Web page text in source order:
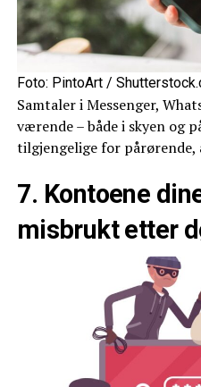
Foto: PintoArt /
Samtaler i Messenger,
værende – både i skyen og
tilgjengelige for
7. Kontoene
misbrukt etter